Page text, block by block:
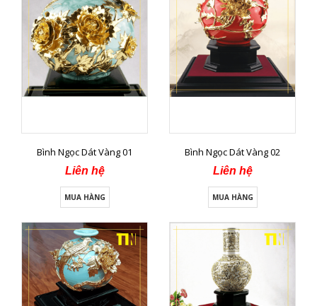
Bình Ngọc Dát Vàng 01
Liên hệ
MUA HÀNG
Bình Ngọc Dát Vàng 02
Liên hệ
MUA HÀNG